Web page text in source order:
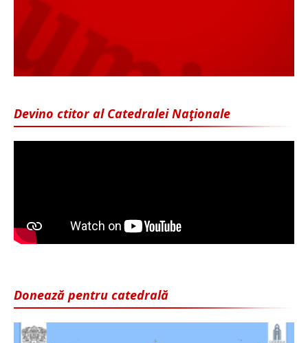
Devino ctitor al Catedralei Naţionale
Donează pentru catedrală